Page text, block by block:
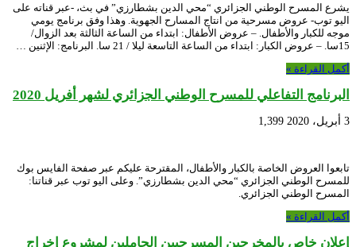
يشرع المسرح الوطني الجزائري “محي الدين بشطارزي” في بث، -عبر قناته على
اليو توب- عروض مسرحية من انتاج المسارح الجهوية. وهذا وفق برنامج يومي
موجه للكبار والأطفال. – عروض الأطفال: ابتداء من الساعة الثالثة بعد الزوال/
15سا. – عروض الكبار: ابتداء من الساعة التاسعة ليلا / 21 سا. البرنامج: الإثنين …
أكمل القراءة »
البرنامج التفاعلي للمسرح الوطني الجزائري لشهر أفريل 2020
3 أبريل، 2020 1,399
تابعوا العروض الخاصة بالكبار والأطفال، المقترحة عليكم عبر صفحة الفايس بوك
للمسرح الوطني الجزائري “محي الدين بشطارزي”. وعلى اليو توب عبر قناتنا:
المسرح الوطني الجزائري.
أكمل القراءة »
إعلان خاص بالمخرجين المسرحيين الحاملين لمشروع إخراج